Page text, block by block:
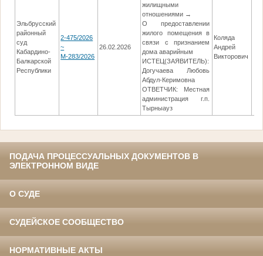
Эльбрусский
районный
суд
Кабардино-
Балкарской
Республики
2-475/2026
~
М-283/2026
26.02.2026
жилищными
отношениями →
О предоставлении
жилого помещения в
связи с признанием
дома аварийным
ИСТЕЦ(ЗАЯВИТЕЛЬ):
Догучаева Любовь
Абдул-Керимовна
ОТВЕТЧИК: Местная
администрация г.п.
Тырныауз
Коляда
Андрей
Викторович
ПОДАЧА ПРОЦЕССУАЛЬНЫХ ДОКУМЕНТОВ В
ЭЛЕКТРОННОМ ВИДЕ
О СУДЕ
СУДЕЙСКОЕ СООБЩЕСТВО
НОРМАТИВНЫЕ АКТЫ